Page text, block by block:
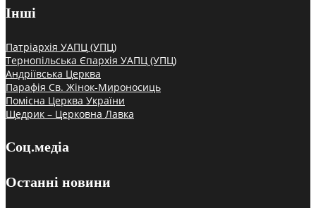
Інші
Патріархія УАПЦ (УПЦ)
Тернопільська Єпархія УАПЦ (УПЦ)
Андріївська Церква
Парафія Св. Жінок-Мироносиць
Помісна Церква України
Щедрик – Церковна Лавка
Соц.медіа
Останні новини